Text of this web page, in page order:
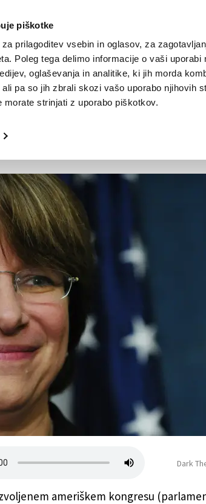
piškotke
prilagoditev vsebin in oglasov, za
Poleg tega delimo informacije o vaši
oglaševanja in analitike, ki jih morda
pa so jih zbrali skozi vašo uporabo njihovih
morate strinjati z uporabo piškotkov.
NOVICE TRŽAŠKA GORIŠKA
premagal tudi
Dark
ameriškem kongresu